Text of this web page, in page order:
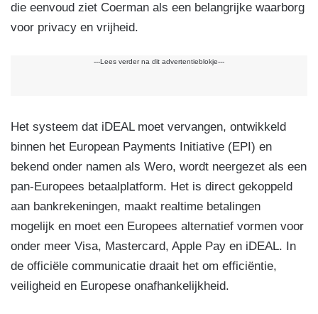
die eenvoud ziet Coerman als een belangrijke waarborg
voor privacy en vrijheid.
---Lees verder na dit advertentieblokje---
Het systeem dat iDEAL moet vervangen, ontwikkeld
binnen het European Payments Initiative (EPI) en
bekend onder namen als Wero, wordt neergezet als een
pan-Europees betaalplatform. Het is direct gekoppeld
aan bankrekeningen, maakt realtime betalingen
mogelijk en moet een Europees alternatief vormen voor
onder meer Visa, Mastercard, Apple Pay en iDEAL. In
de officiële communicatie draait het om efficiëntie,
veiligheid en Europese onafhankelijkheid.